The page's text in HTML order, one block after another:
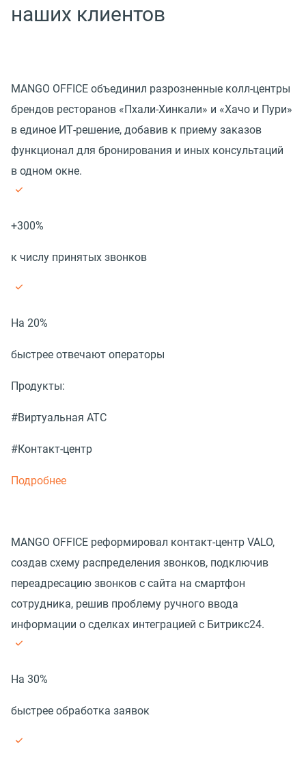
наших клиентов
MANGO OFFICE объединил разрозненные колл-центры
брендов ресторанов «Пхали-Хинкали» и «Хачо и Пури»
в единое ИТ-решение, добавив к приему заказов
функционал для бронирования и иных консультаций
в одном окне.
+300%
к числу принятых звонков
На 20%
быстрее отвечают операторы
Продукты:
#Виртуальная АТС
#Контакт-центр
Подробнее
MANGO OFFICE реформировал контакт-центр VALO,
создав схему распределения звонков, подключив
переадресацию звонков с сайта на смартфон
сотрудника, решив проблему ручного ввода
информации о сделках интеграцией с Битрикс24.
На 30%
быстрее обработка заявок